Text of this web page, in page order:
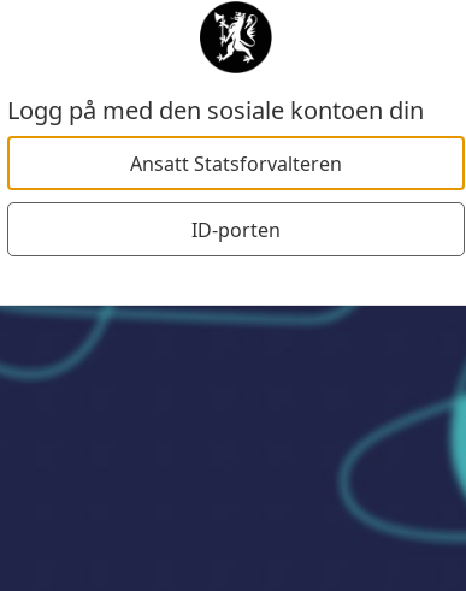
Logg på med den sosiale kontoen din
Ansatt Statsforvalteren
ID-porten